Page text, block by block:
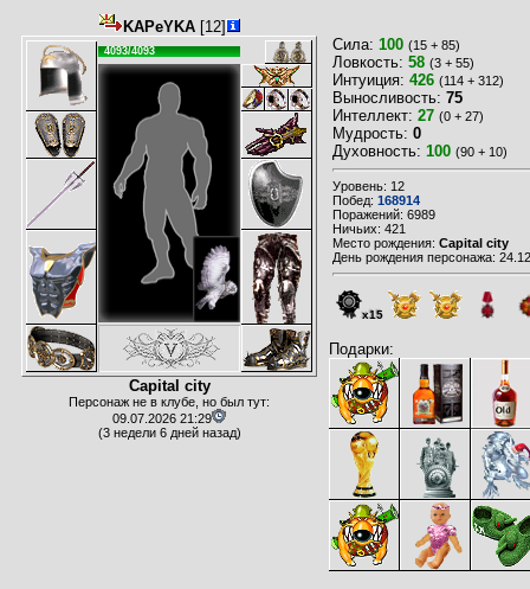
KAPeYKA[12]
4093/4093
Capital city
Персонаж не в клубе, но был тут:
09.07.2026 21:29
(3 недели 6 дней назад)
Сила: 100 (15 + 85)
Ловкость: 58 (3 + 55)
Интуиция: 426 (114 + 312)
Выносливость: 75
Интеллект: 27 (0 + 27)
Мудрость: 0
Духовность: 100 (90 + 10)
Уровень: 12
Побед: 168914
Поражений: 6989
Ничьих: 421
Место рождения: Capital city
День рождения персонажа:
x15
Подарки: